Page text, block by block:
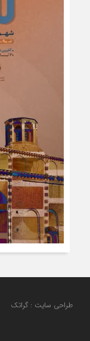
طراحی سایت : گراتک